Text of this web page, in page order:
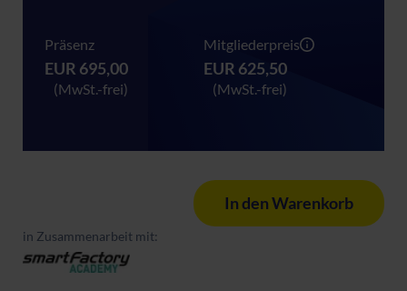
Präsenz
EUR 695,00
(MwSt.-frei)
Mitgliederpreis
EUR 625,50
(MwSt.-frei)
In den Warenkorb
in Zusammenarbeit mit: